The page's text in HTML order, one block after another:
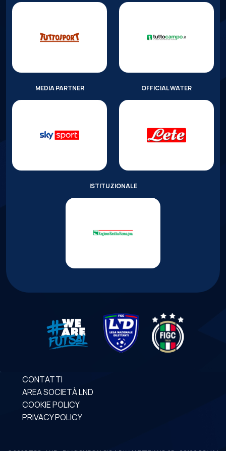
MEDIA PARTNER OFFICIAL WATER
ISTITUZIONALE
CONTATTI
AREA SOCIETÀ LND
COOKIE POLICY
PRIVACY POLICY